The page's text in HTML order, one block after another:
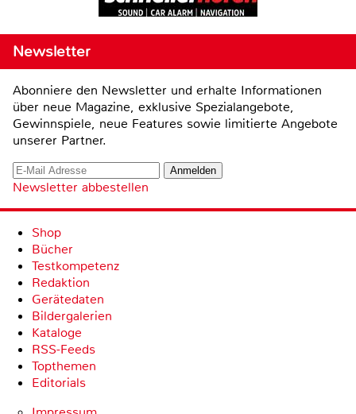
Newsletter
Abonniere den Newsletter und erhalte Informationen
über neue Magazine, exklusive Spezialangebote,
Gewinnspiele, neue Features sowie limitierte Angebote
unserer Partner.
Newsletter abbestellen
Shop
Bücher
Testkompetenz
Redaktion
Gerätedaten
Bildergalerien
Kataloge
RSS-Feeds
Topthemen
Editorials